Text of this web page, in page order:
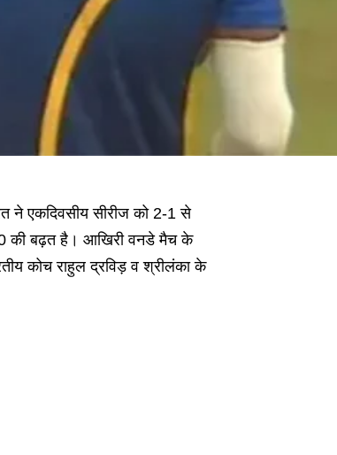
ने एकदिवसीय सीरीज को 2-1 से
0 की बढ़त है। आखिरी वनडे मैच के
कोच राहुल द्रविड़ व श्रीलंका के